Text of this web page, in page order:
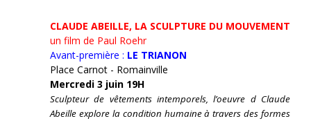
CLAUDE ABEILLE, LA SCULPTURE DU MOUVEMENT
un film de Paul Roehr
Avant-première : LE TRIANON
Place Carnot - Romainville
Mercredi 3 juin 19H
Sculpteur de vêtements intemporels, l’oeuvre d Claude
Abeille explore la condition humaine à travers des formes